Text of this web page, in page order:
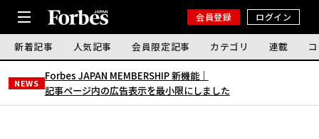
会員登録 ログイン
新着記事 人気記事 会員限定記事 カテゴリ 連載
NEWS
Forbes JAPAN MEMBERSHIP 新機能｜
記事ページ内の広告表示を最小限にしました